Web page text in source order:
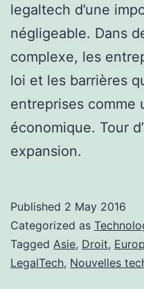
legaltech d’une
négligeable. Dans
complexe, les
loi et les barrières
entreprises comme
économique. Tour
expansion.
Published 2 May 2016
Categorized as
Tagged Asie, Droit,
LegalTech, Nouvelles